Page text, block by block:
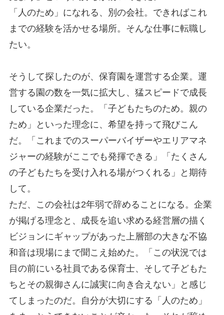
「人のため」になれる、別の会社。できればこれ
までの経験を活かせる場所。そんな仕事に転職し
たい。
そうして探したのが、保育園を運営する企業。運
営する園の数を一気に拡大し、猛スピードで成長
している企業だった。「子どもたちのため。親の
ため」といった理念に、希望を持って飛びこん
だ。「これまでのスーパーバイザーやエリアマネ
ジャーの経験がここでも発揮できる」「たくさん
の子どもたちを受け入れる場がつくれる」と期待
して。
ただ、この会社は2年弱で辞めることになる。企業
が掲げる理念と、成長を追い求める経営層の描く
ビジョンにギャップがあった上層部の大きな不協
和音は現場にまで聞こえ始めた。「この状況では
目の前にいる社員である保育士、そして子どもた
ちとその親御さんに誠実に向き合えない」と感じ
てしまったのだ。自分が大切にする「人のため」